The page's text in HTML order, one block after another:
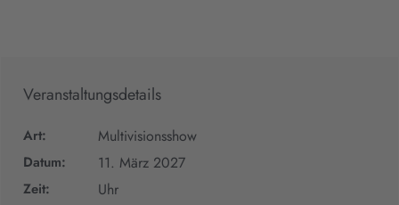
Veranstaltungsdetails
Art: Multivisionsshow
Datum: 11. März 2027
Zeit: Uhr